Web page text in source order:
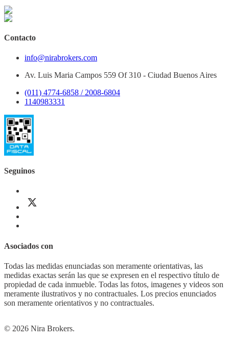
Contacto
info@nirabrokers.com
Av. Luis Maria Campos 559 Of 310 - Ciudad Buenos Aires
(011) 4774-6858 / 2008-6804
1140983331
Seguinos
Asociados con
Todas las medidas enunciadas son meramente orientativas, las
medidas exactas serán las que se expresen en el respectivo título de
propiedad de cada inmueble. Todas las fotos, imagenes y videos son
meramente ilustrativos y no contractuales. Los precios enunciados
son meramente orientativos y no contractuales.
© 2026 Nira Brokers.